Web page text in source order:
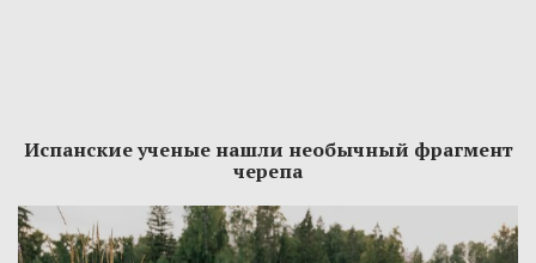
Испанские ученые нашли необычный фрагмент
черепа